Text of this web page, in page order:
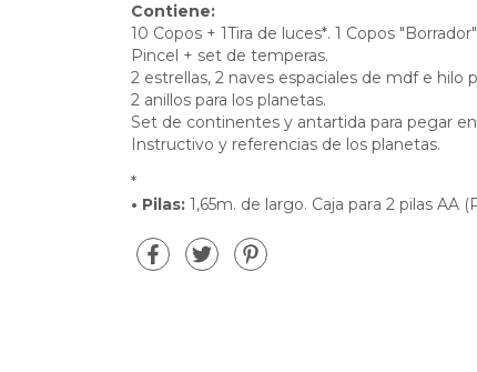
Contiene:
10 Copos + 1Tira de luces*. 1 Copos
Pincel + set de temperas.
2 estrellas, 2 naves espaciales de mdf e hilo
2 anillos para los planetas.
Set de continentes y antartida para pegar
Instructivo y referencias de los planetas.
*
• Pilas: 1,65m. de largo. Caja para 2 pilas